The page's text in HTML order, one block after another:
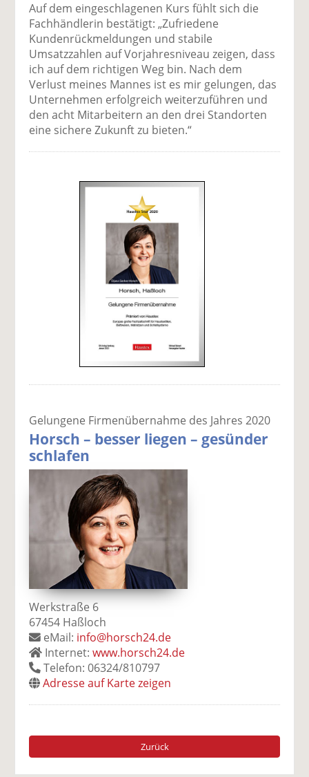
Auf dem eingeschlagenen Kurs fühlt sich die
Fachhändlerin bestätigt: „Zufriedene
Kundenrückmeldungen und stabile
Umsatzzahlen auf Vorjahresniveau zeigen, dass
ich auf dem richtigen Weg bin. Nach dem
Verlust meines Mannes ist es mir gelungen, das
Unternehmen erfolgreich weiterzuführen und
den acht Mitarbeitern an den drei Standorten
eine sichere Zukunft zu bieten.“
Gelungene Firmenübernahme des Jahres 2020
Horsch – besser liegen – gesünder
schlafen
Werkstraße 6
67454 Haßloch
eMail: info@horsch24.de
Internet:www.horsch24.de
Telefon: 06324/810797
Adresse auf Karte zeigen
Zurück